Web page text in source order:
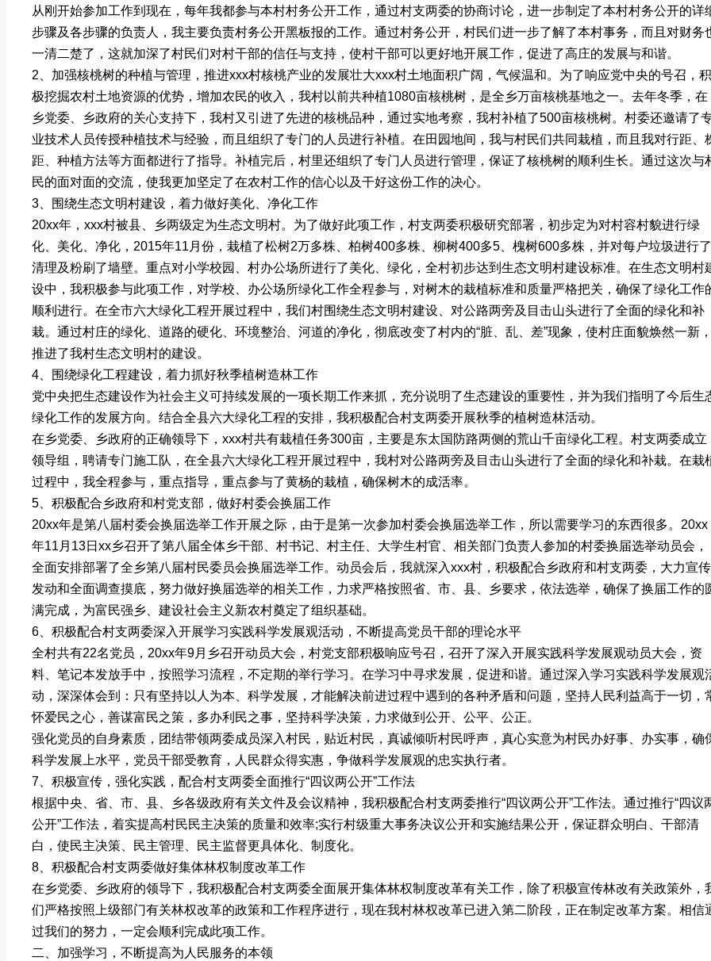
从刚开始参加工作到现在，每年我都参与本村村务公开工作，通过村支两委的协商讨论，进一步制定了本村村务公开的详
步骤及各步骤的负责人，我主要负责村务公开黑板报的工作。通过村务公开，村民们进一步了解了本村事务，而且对财务
一清二楚了，这就加深了村民们对村干部的信任与支持，使村干部可以更好地开展工作，促进了高庄的发展与和谐。
2、加强核桃树的种植与管理，推进xxx村核桃产业的发展壮大xxx村土地面积广阔，气候温和。为了响应党中央的号召，积
极挖掘农村土地资源的优势，增加农民的收入，我村以前共种植1080亩核桃树，是全乡万亩核桃基地之一。去年冬季，在
乡党委、乡政府的关心支持下，我村又引进了先进的核桃品种，通过实地考察，我村补植了500亩核桃树。村委还邀请了
业技术人员传授种植技术与经验，而且组织了专门的人员进行补植。在田园地间，我与村民们共同栽植，而且我对行距、
距、种植方法等方面都进行了指导。补植完后，村里还组织了专门人员进行管理，保证了核桃树的顺利生长。通过这次与
民的面对面的交流，使我更加坚定了在农村工作的信心以及干好这份工作的决心。
3、围绕生态文明村建设，着力做好美化、净化工作
20xx年，xxx村被县、乡两级定为生态文明村。为了做好此项工作，村支两委积极研究部署，初步定为对村容村貌进行绿
化、美化、净化，2015年11月份，栽植了松树2万多株、柏树400多株、柳树400多5、槐树600多株，并对每户垃圾进行了
清理及粉刷了墙壁。重点对小学校园、村办公场所进行了美化、绿化，全村初步达到生态文明村建设标准。在生态文明村
设中，我积极参与此项工作，对学校、办公场所绿化工作全程参与，对树木的栽植标准和质量严格把关，确保了绿化工作
顺利进行。在全市六大绿化工程开展过程中，我们村围绕生态文明村建设、对公路两旁及目击山头进行了全面的绿化和补
栽。通过村庄的绿化、道路的硬化、环境整治、河道的净化，彻底改变了村内的“脏、乱、差”现象，使村庄面貌焕然一新，
推进了我村生态文明村的建设。
4、围绕绿化工程建设，着力抓好秋季植树造林工作
党中央把生态建设作为社会主义可持续发展的一项长期工作来抓，充分说明了生态建设的重要性，并为我们指明了今后生
绿化工作的发展方向。结合全县六大绿化工程的安排，我积极配合村支两委开展秋季的植树造林活动。
在乡党委、乡政府的正确领导下，xxx村共有栽植任务300亩，主要是东太国防路两侧的荒山千亩绿化工程。村支两委成立
领导组，聘请专门施工队，在全县六大绿化工程开展过程中，我村对公路两旁及目击山头进行了全面的绿化和补栽。在栽
过程中，我全程参与，重点指导，重点参与了黄杨的栽植，确保树木的成活率。
5、积极配合乡政府和村党支部，做好村委会换届工作
20xx年是第八届村委会换届选举工作开展之际，由于是第一次参加村委会换届选举工作，所以需要学习的东西很多。20xx
年11月13日xx乡召开了第八届全体乡干部、村书记、村主任、大学生村官、相关部门负责人参加的村委换届选举动员会，
全面安排部署了全乡第八届村民委员会换届选举工作。动员会后，我就深入xxx村，积极配合乡政府和村支两委，大力宣传
发动和全面调查摸底，努力做好换届选举的相关工作，力求严格按照省、市、县、乡要求，依法选举，确保了换届工作的
满完成，为富民强乡、建设社会主义新农村奠定了组织基础。
6、积极配合村支两委深入开展学习实践科学发展观活动，不断提高党员干部的理论水平
全村共有22名党员，20xx年9月乡召开动员大会，村党支部积极响应号召，召开了深入开展实践科学发展观动员大会，资
料、笔记本发放手中，按照学习流程，不定期的举行学习。在学习中寻求发展，促进和谐。通过深入学习实践科学发展观
动，深深体会到：只有坚持以人为本、科学发展，才能解决前进过程中遇到的各种矛盾和问题，坚持人民利益高于一切，
怀爱民之心，善谋富民之策，多办利民之事，坚持科学决策，力求做到公开、公平、公正。
强化党员的自身素质，团结带领两委成员深入村民，贴近村民，真诚倾听村民呼声，真心实意为村民办好事、办实事，确
科学发展上水平，党员干部受教育，人民群众得实惠，争做科学发展观的忠实执行者。
7、积极宣传，强化实践，配合村支两委全面推行“四议两公开”工作法
根据中央、省、市、县、乡各级政府有关文件及会议精神，我积极配合村支两委推行“四议两公开”工作法。通过推行“四议
公开”工作法，着实提高村民民主决策的质量和效率;实行村级重大事务决议公开和实施结果公开，保证群众明白、干部清
白，使民主决策、民主管理、民主监督更具体化、制度化。
8、积极配合村支两委做好集体林权制度改革工作
在乡党委、乡政府的领导下，我积极配合村支两委全面展开集体林权制度改革有关工作，除了积极宣传林改有关政策外，
们严格按照上级部门有关林权改革的政策和工作程序进行，现在我村林权改革已进入第二阶段，正在制定改革方案。相信
过我们的努力，一定会顺利完成此项工作。
二、加强学习，不断提高为人民服务的本领